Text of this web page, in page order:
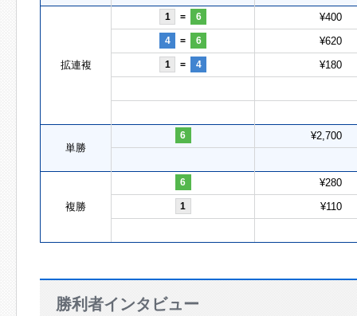
拡連複
1 = 6 ¥400
4 = 6 ¥620
1 = 4 ¥180
単勝
6 ¥2,700
複勝
6 ¥280
1 ¥110
勝利者インタビュー